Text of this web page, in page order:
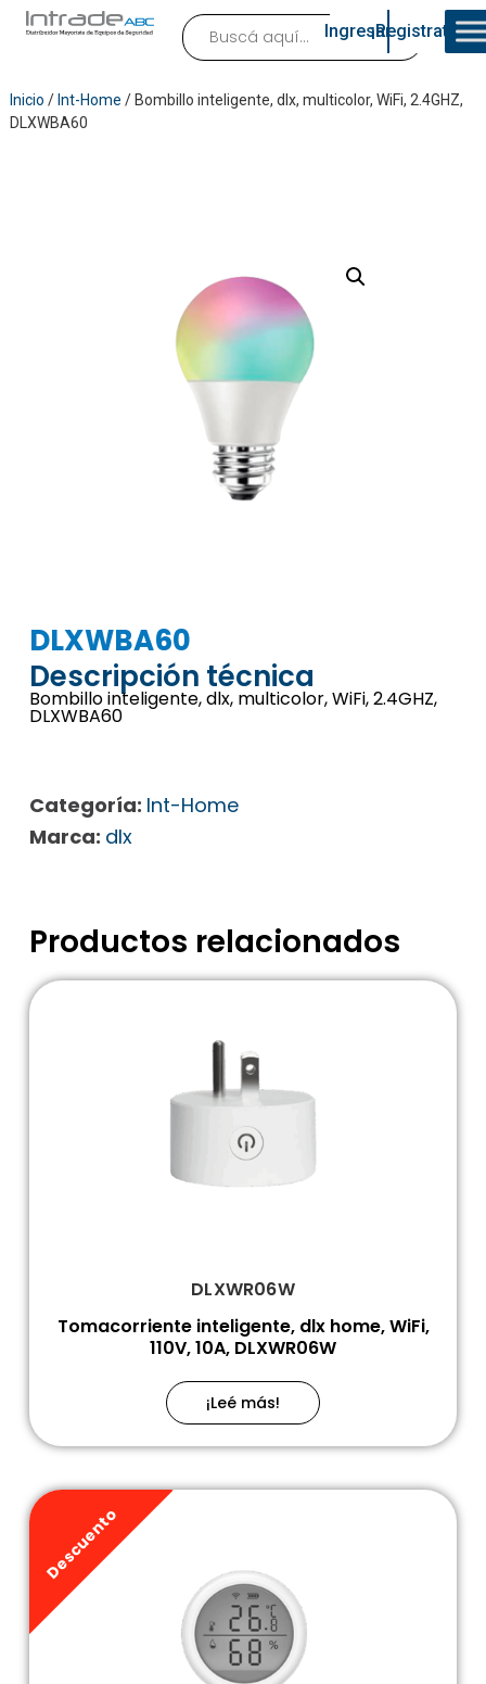
Ingresar¡Registrate!
Inicio / Int-Home / Bombillo inteligente, dlx, multicolor, WiFi, 2.4GHZ,
DLXWBA60
DLXWBA60
Descripción técnica
Bombillo inteligente, dlx, multicolor, WiFi, 2.4GHZ,
DLXWBA60
Categoría: Int-Home
Marca: dlx
Productos relacionados
DLXWR06W
Tomacorriente inteligente, dlx home, WiFi,
110V, 10A, DLXWR06W
¡Leé más!
Descuento